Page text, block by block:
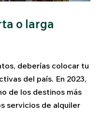
o larga
deberías colocar tu
del país. En 2023,
de los destinos más
servicios de alquiler